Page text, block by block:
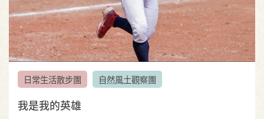
日常生活散步團 自然風土觀察團
我是我的英雄